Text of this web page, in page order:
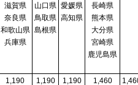
滋賀県
奈良県
和歌山県
兵庫県
山口県
鳥取県
島根県
愛媛県
高知県
長崎県
熊本県
大分県
宮崎県
鹿児島県
1,190 1,190 1,190 1,460